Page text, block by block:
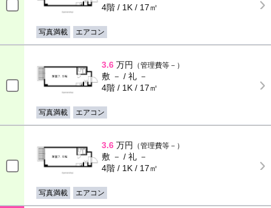
4階 / 1K / 17㎡
写真満載 エアコン
3.6 万円 （管理費等－）
敷 － / 礼 －
4階 / 1K / 17㎡
写真満載 エアコン
3.6 万円 （管理費等－）
敷 － / 礼 －
4階 / 1K / 17㎡
写真満載 エアコン